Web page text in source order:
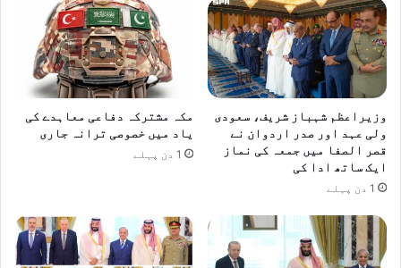
وزیراعظم شہباز شریف، سعودی
ولی عہد اور صدر اردوان نے
قصر الصفا میں جمعہ کی نماز
ایک ساتھ ادا کی
1 دن پہلے
مکہ مشترکہ دفاعی معاہدے کی
یاد میں خصوصی ترانہ جاری
1 دن پہلے